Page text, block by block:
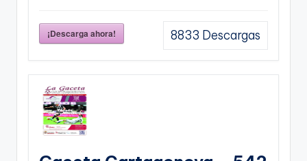
¡Descarga ahora! 8833 Descargas